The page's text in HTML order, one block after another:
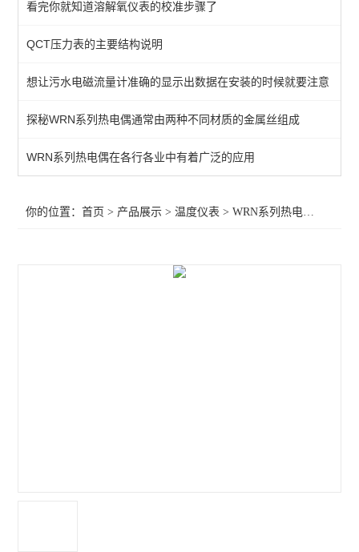
WRN系列热电偶
WZP系列热电阻
查看全部 >>
看完你就知道溶解氧仪表的校准步骤了
QCT压力表的主要结构说明
想让污水电磁流量计准确的显示出数据在安装的时候就要注意
探秘WRN系列热电偶通常由两种不同材质的金属丝组成
WRN系列热电偶在各行各业中有着广泛的应用
你的位置：首页 > 产品展示 >温度仪表 >WRN系列热电偶